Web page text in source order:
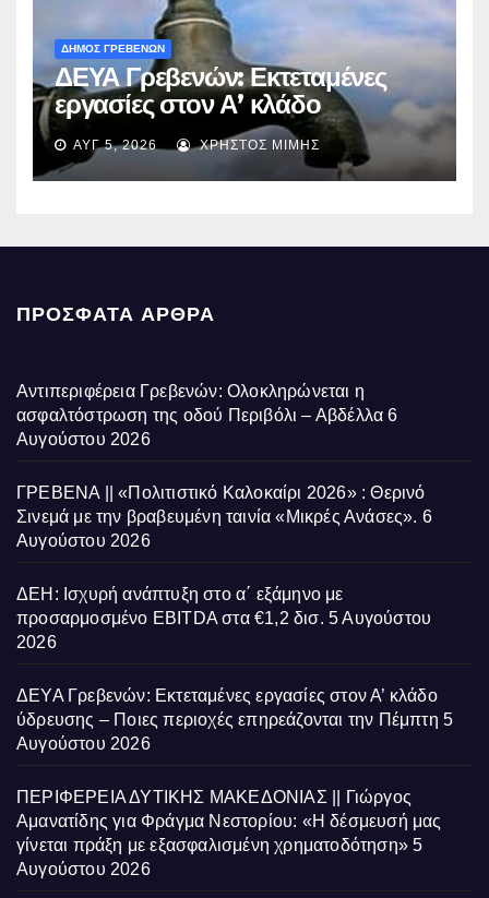
ΔΗΜΟΣ ΓΡΕΒΕΝΩΝ
ΔΕΥΑ Γρεβενών: Εκτεταμένες
εργασίες στον Α’ κλάδο
ύδρευσης – Ποιες περιοχές
επηρεάζονται την Πέμπτη
ΑΥΓ 5, 2026 ΧΡΉΣΤΟΣ ΜΊΜΗΣ
ΠΡΌΣΦΑΤΑ ΆΡΘΡΑ
Αντιπεριφέρεια Γρεβενών: Ολοκληρώνεται η
ασφαλτόστρωση της οδού Περιβόλι – Αβδέλλα 6
Αυγούστου 2026
ΓΡΕΒΕΝΑ || «Πολιτιστικό Καλοκαίρι 2026» : Θερινό
Σινεμά με την βραβευμένη ταινία «Μικρές Ανάσες». 6
Αυγούστου 2026
ΔΕΗ: Ισχυρή ανάπτυξη στο α΄ εξάμηνο με
προσαρμοσμένο EBITDA στα €1,2 δισ. 5 Αυγούστου
2026
ΔΕΥΑ Γρεβενών: Εκτεταμένες εργασίες στον Α’ κλάδο
ύδρευσης – Ποιες περιοχές επηρεάζονται την Πέμπτη 5
Αυγούστου 2026
ΠΕΡΙΦΕΡΕΙΑ ΔΥΤΙΚΗΣ ΜΑΚΕΔΟΝΙΑΣ || Γιώργος
Αμανατίδης για Φράγμα Νεστορίου: «Η δέσμευσή μας
γίνεται πράξη με εξασφαλισμένη χρηματοδότηση» 5
Αυγούστου 2026